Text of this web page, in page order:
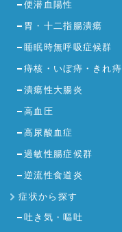
便潜血陽性
胃・十二指腸潰瘍
睡眠時無呼吸症候群
痔核・いぼ痔・きれ痔
潰瘍性大腸炎
高血圧
高尿酸血症
過敏性腸症候群
逆流性食道炎
症状から探す
吐き気・嘔吐